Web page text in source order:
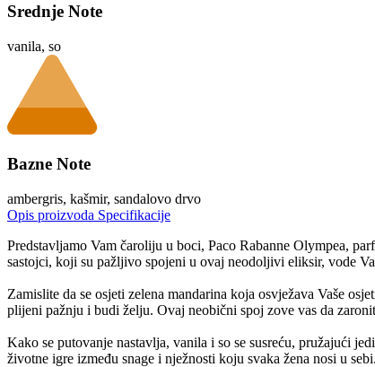
Srednje Note
vanila, so
Bazne Note
ambergris, kašmir, sandalovo drvo
Opis proizvoda Specifikacije
Predstavljamo Vam čaroliju u boci, Paco Rabanne Olympea,
sastojci, koji su pažljivo spojeni u ovaj neodoljivi eliksir, vode
Zamislite da se osjeti zelena mandarina koja osvježava Vaše
plijeni pažnju i budi želju. Ovaj neobični spoj zove vas da
Kako se putovanje nastavlja, vanila i so se susreću, pružajući
životne igre između snage i nježnosti koju svaka žena nosi u sebi.